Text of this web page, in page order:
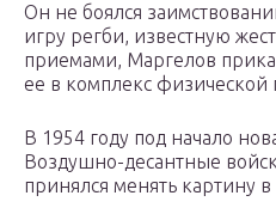
Он не боялся
игру регби, известную
приемами, Маргелов
ее в комплекс физической
В 1954 году под начало
Воздушно-десантные
принялся менять картину